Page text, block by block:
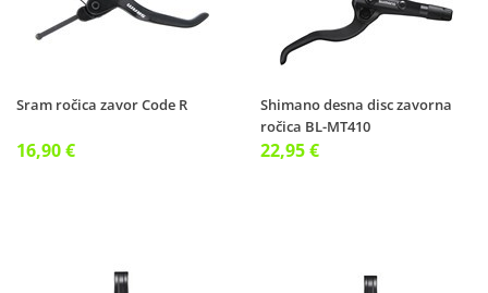
Sram ročica zavor Code R
16,90 €
Shimano desna disc zavorna
ročica BL-MT410
22,95 €